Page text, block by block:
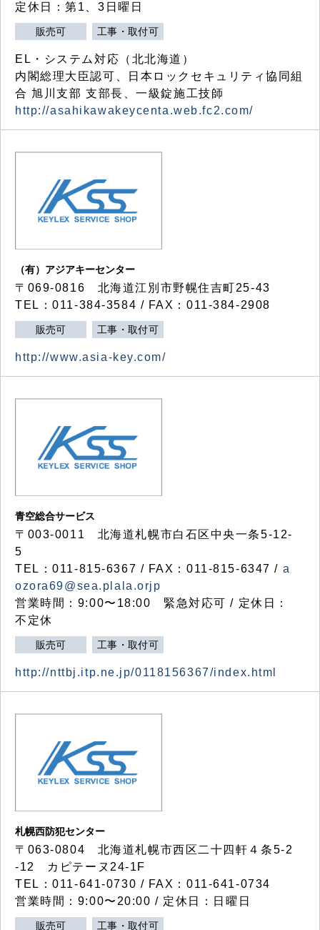
定休日：第1、3日曜日
販売可 工事・取付可
EL・システム対応（北北海道）
内閣総理大臣認可、日本ロックセキュリティ協同組
合 旭川支部 支部長、一級錠施工技師
http://asahikawakeycenta.web.fc2.com/
（有）アジアキーセンター
〒069-0816 北海道江別市野幌住吉町25-43
TEL：011-384-3584 / FAX：011-384-2908
販売可 工事・取付可
http://www.asia-key.com/
青空総合サービス
〒003-0011 北海道札幌市白石区中央一条5-12-
5
TEL：011-815-6367 / FAX：011-815-6347 / a
ozora69@sea.plala.orjp
営業時間：9:00〜18:00 緊急対応可 / 定休日：
不定休
販売可 工事・取付可
http://nttbj.itp.ne.jp/0118156367/index.html
札幌西防犯センター
〒063-0804 北海道札幌市西区二十四軒４条5-2
-12 カピテーヌ24-1F
TEL：011-641-0730 / FAX：011-641-0734
営業時間：9:00〜20:00 / 定休日：日曜日
販売可 工事・取付可